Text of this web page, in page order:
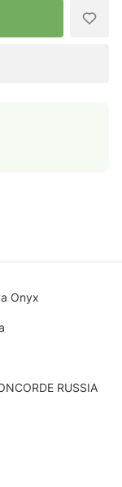
Onyx
RUSSIA